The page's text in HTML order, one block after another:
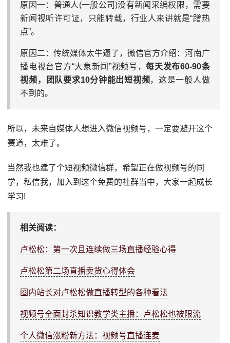
原因一：普通人(一般公司)没有新闻采编权限，需要
新闻视听许可证，只能转载，行业人来讲就是“蹭热
点”。
原因二：传统媒体太牛逼了，微信官方介绍：河南广
播电视台官方“大象新闻”视频号，每天发布60-90条
视频，团队要求10分钟能出短视频，这是一般人做
不到的。
所以，未来自媒体人想进入微信视频号，一定要避开这个
赛道，太难了。
当然我也建了个短视频微信群，希望正在做视频号的同
学，私信我，加入到这个免费的社群当中，大家一起成长
学习!
相关阅读：
卢松松：第一次且连续做三场直播经验心得
卢松松第二场直播卖货心得体会
圈内站长对卢松松做直播转型的各种看法
视频号全面封杀知识教学类主播：卢松松也被限流
个人微信涨粉新方法：视频号直播连麦